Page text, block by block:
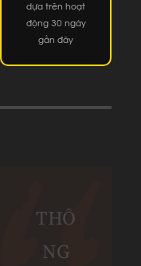
dựa trên hoạt
động 30 ngày
gần đây
THÔ
NG